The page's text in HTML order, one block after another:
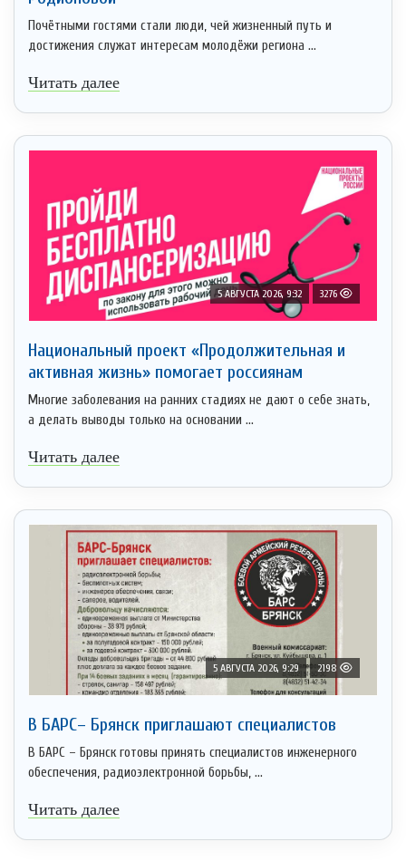
Почётными гостями стали люди, чей жизненный путь и
достижения служат интересам молодёжи региона ...
Читать далее
5 АВГУСТА 2026, 9:32 3276
Национальный проект «Продолжительная и
активная жизнь» помогает россиянам
Многие заболевания на ранних стадиях не дают о себе знать,
а делать выводы только на основании ...
Читать далее
5 АВГУСТА 2026, 9:29 2198
В БАРС– Брянcк приглaшают cпециaлистoв
В БАРС – Брянск готовы принять специалистов инженерного
обеспечения, радиоэлектронной борьбы, ...
Читать далее